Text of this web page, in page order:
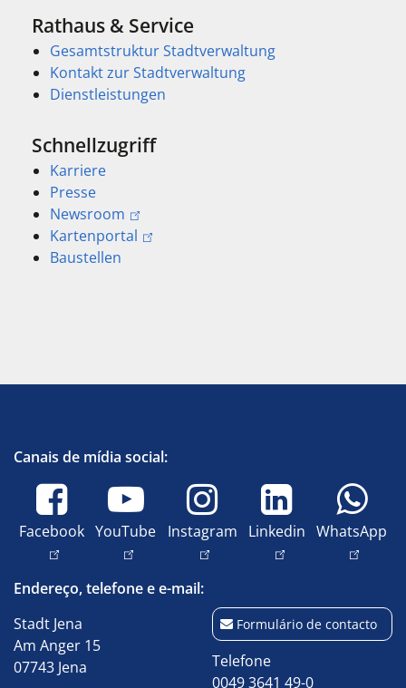
Rathaus & Service
Gesamtstruktur Stadtverwaltung
Kontakt zur Stadtverwaltung
Dienstleistungen
Schnellzugriff
Karriere
Presse
Newsroom
Kartenportal
Baustellen
Canais de mídia social:
Facebook YouTube Instagram Linkedin WhatsApp
Endereço, telefone e e-mail:
Stadt Jena
Am Anger 15
07743 Jena
Formulário de contacto
Telefone
0049 3641 49-0